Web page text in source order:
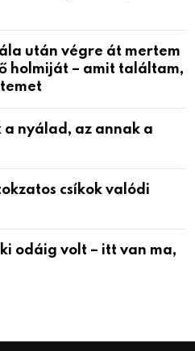
után végre át mertem
holmiját – amit találtam,
a nyálad, az annak a
csíkok valódi
odáig volt – itt van ma,